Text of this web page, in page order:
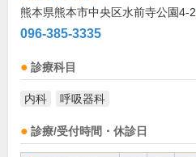
熊本県熊本市中央区水前寺公園4-2
096-385-3335
診療科目
内科 呼吸器科
診療/受付時間・休診日